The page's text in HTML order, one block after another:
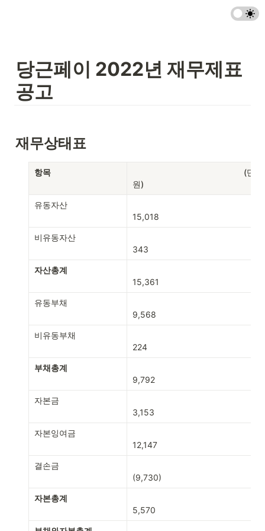
당근페이 2022년 재무제표
공고
재무상태표
항목
원)
유동자산
15,018
비유동자산
343
자산총계
15,361
유동부채
9,568
비유동부채
224
부채총계
9,792
자본금
3,153
자본잉여금
12,147
결손금
(9,730)
자본총계
5,570